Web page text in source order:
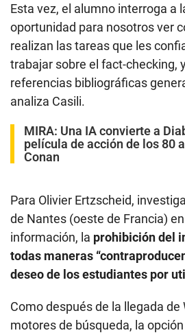
Esta vez, el alumno interroga a
oportunidad para nosotros ver
realizan las tareas que les
trabajar sobre el fact-checking,
referencias bibliográficas
analiza Casili.
MIRA: Una IA convierte a
película de acción de los 80
Conan
Para Olivier Ertzscheid,
de Nantes (oeste de Francia)
información, la prohibición del
todas maneras
deseo de los estudiantes por
Como después de la llegada de
motores de búsqueda, la